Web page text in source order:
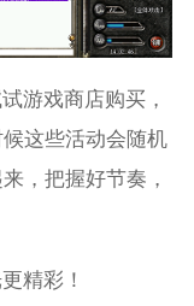
游戏商店购买，
这些活动会随机
，把握好节奏，
精彩！